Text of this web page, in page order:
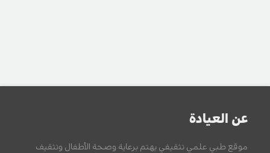
عن العيادة
موقع طبي علمي تثقيفي يهتم برعاية وصحة الأطفال وتثقيف